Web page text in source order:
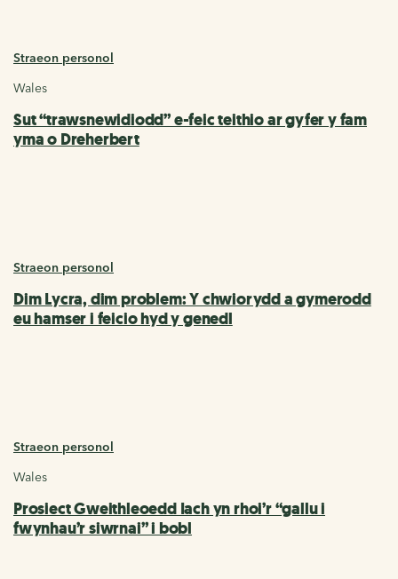
Straeon personol
Wales
Sut “trawsnewidiodd” e-feic teithio ar gyfer y fam
yma o Dreherbert
Straeon personol
Dim Lycra, dim problem: Y chwiorydd a gymerodd
eu hamser i feicio hyd y genedl
Straeon personol
Wales
Prosiect Gweithleoedd Iach yn rhoi’r “gallu i
fwynhau’r siwrnai” i bobl